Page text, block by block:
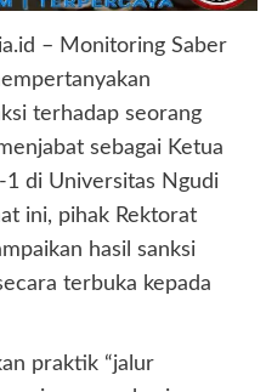
– Monitoring Saber
terhadap seorang
sebagai Ketua
1 di Universitas Ngudi
ini, pihak Rektorat
hasil sanksi
terbuka kepada
praktik “jalur